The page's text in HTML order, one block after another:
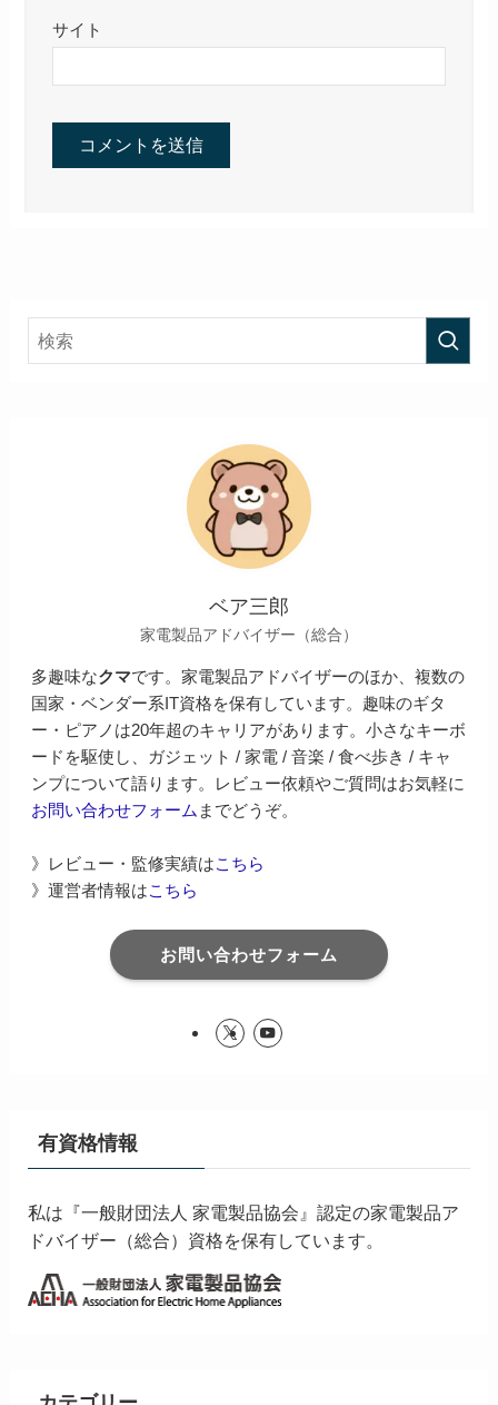
サイト
ベア三郎
家電製品アドバイザー（総合）
多趣味なクマです。家電製品アドバイザーのほか、複数の
国家・ベンダー系IT資格を保有しています。趣味のギタ
ー・ピアノは20年超のキャリアがあります。小さなキーボ
ードを駆使し、ガジェット / 家電 / 音楽 / 食べ歩き / キャ
ンプについて語ります。レビュー依頼やご質問はお気軽に
お問い合わせフォーム までどうぞ。
》レビュー・監修実績はこちら
》運営者情報はこちら
お問い合わせフォーム
有資格情報
私は『一般財団法人 家電製品協会』認定の家電製品ア
ドバイザー（総合）資格を保有しています。